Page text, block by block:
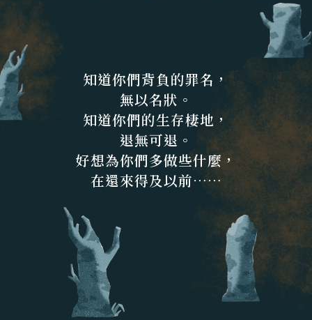
知道你們背負的罪名，
無以名狀。
知道你們的生存棲地，
退無可退。
好想為你們多做些什麼，
在還來得及以前⋯⋯